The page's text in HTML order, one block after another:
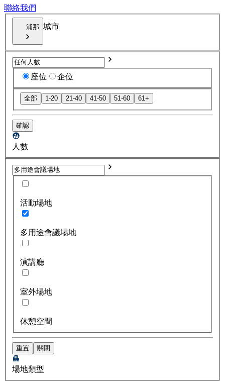
聯絡我們
浦那 城市
座位 企位
全部 1-20 21-40 41-50 51-60 61+
確認
人數
活動場地
多用途會議場地
演講廳
室外場地
休憩空間
重置 關閉
場地類型